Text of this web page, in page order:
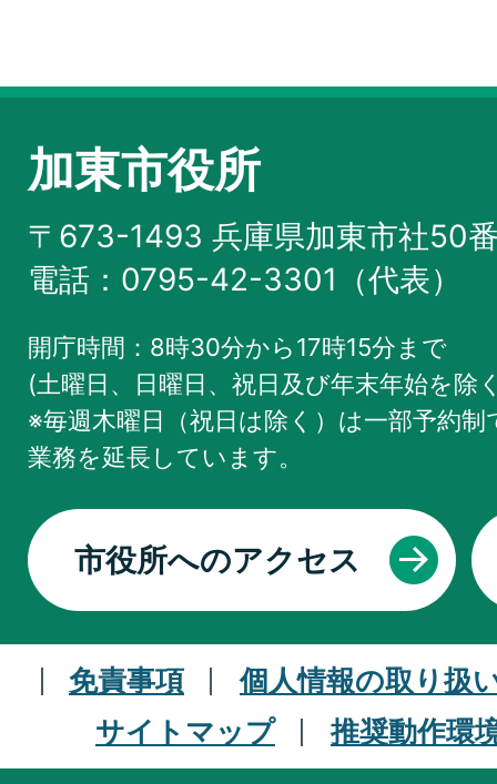
加東市役所
〒673-1493 兵庫県加東市社50
電話：0795-42-3301（代表）
開庁時間：8時30分から17時15分まで
(土曜日、日曜日、祝日及び年末年始を除
※毎週木曜日（祝日は除く）は一部予約
業務を延長しています。
市役所へのアクセス
免責事項
個人情報の取り扱
サイトマップ
推奨動作環